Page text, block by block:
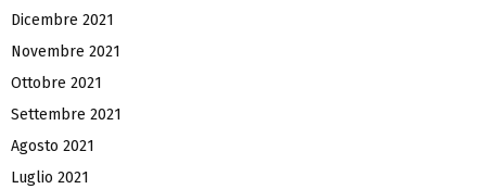
Dicembre 2021
Novembre 2021
Ottobre 2021
Settembre 2021
Agosto 2021
Luglio 2021